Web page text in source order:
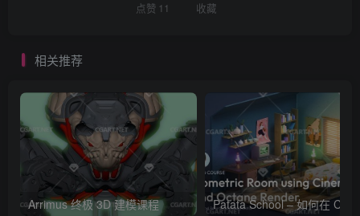
点赞 11 收藏
相关推荐
Arrimus 终极 3D 建模课程